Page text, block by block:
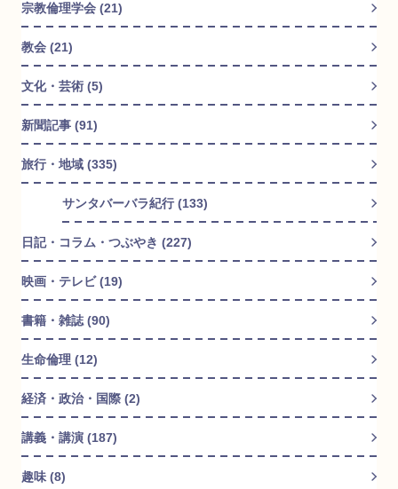
宗教倫理学会 (21)
教会 (21)
文化・芸術 (5)
新聞記事 (91)
旅行・地域 (335)
サンタバーバラ紀行 (133)
日記・コラム・つぶやき (227)
映画・テレビ (19)
書籍・雑誌 (90)
生命倫理 (12)
経済・政治・国際 (2)
講義・講演 (187)
趣味 (8)